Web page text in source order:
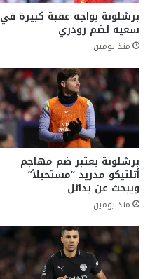
برشلونة يواجه عقبة كبيرة في
سعيه لضم رودري
منذ يومين
برشلونة يعتبر ضم مهاجم
أتلتيكو مدريد “مستحيلاً”
ويبحث عن بدائل
منذ يومين